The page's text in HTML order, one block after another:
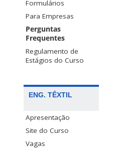
Formulários
Para Empresas
Perguntas
Frequentes
Regulamento de
Estágios do Curso
ENG. TÊXTIL
Apresentação
Site do Curso
Vagas